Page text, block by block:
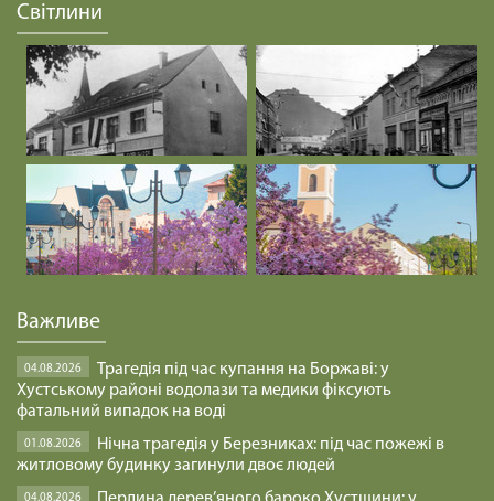
Світлини
Важливе
04.08.2026
Трагедія під час купання на Боржаві: у
Хустському районі водолази та медики фіксують
фатальний випадок на воді
01.08.2026
Нічна трагедія у Березниках: під час пожежі в
житловому будинку загинули двоє людей
04.08.2026